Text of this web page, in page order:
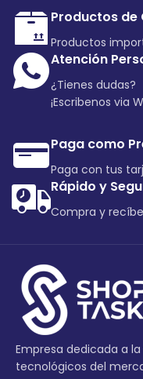
Productos de
Productos
Atención
¿Tienes dudas?
¡Escribenos via
Paga como
Paga con tus
Rápido y
Compra y
Empresa dedicada a
tecnológicos del